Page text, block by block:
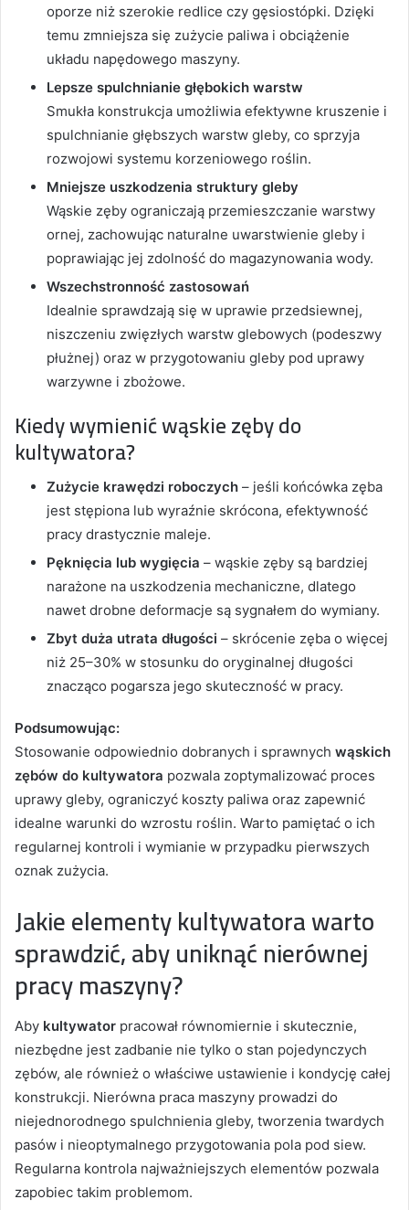
oporze niż szerokie redlice czy gęsiostópki. Dzięki
temu zmniejsza się zużycie paliwa i obciążenie
układu napędowego maszyny.
Lepsze spulchnianie głębokich warstw
Smukła konstrukcja umożliwia efektywne kruszenie i
spulchnianie głębszych warstw gleby, co sprzyja
rozwojowi systemu korzeniowego roślin.
Mniejsze uszkodzenia struktury gleby
Wąskie zęby ograniczają przemieszczanie warstwy
ornej, zachowując naturalne uwarstwienie gleby i
poprawiając jej zdolność do magazynowania wody.
Wszechstronność zastosowań
Idealnie sprawdzają się w uprawie przedsiewnej,
niszczeniu zwięzłych warstw glebowych (podeszwy
płużnej) oraz w przygotowaniu gleby pod uprawy
warzywne i zbożowe.
Kiedy wymienić wąskie zęby do
kultywatora?
Zużycie krawędzi roboczych – jeśli końcówka zęba
jest stępiona lub wyraźnie skrócona, efektywność
pracy drastycznie maleje.
Pęknięcia lub wygięcia – wąskie zęby są bardziej
narażone na uszkodzenia mechaniczne, dlatego
nawet drobne deformacje są sygnałem do wymiany.
Zbyt duża utrata długości – skrócenie zęba o więcej
niż 25–30% w stosunku do oryginalnej długości
znacząco pogarsza jego skuteczność w pracy.
Podsumowując:
Stosowanie odpowiednio dobranych i sprawnych wąskich
zębów do kultywatora pozwala zoptymalizować proces
uprawy gleby, ograniczyć koszty paliwa oraz zapewnić
idealne warunki do wzrostu roślin. Warto pamiętać o ich
regularnej kontroli i wymianie w przypadku pierwszych
oznak zużycia.
Jakie elementy kultywatora warto
sprawdzić, aby uniknąć nierównej
pracy maszyny?
Aby kultywator pracował równomiernie i skutecznie,
niezbędne jest zadbanie nie tylko o stan pojedynczych
zębów, ale również o właściwe ustawienie i kondycję całej
konstrukcji. Nierówna praca maszyny prowadzi do
niejednorodnego spulchnienia gleby, tworzenia twardych
pasów i nieoptymalnego przygotowania pola pod siew.
Regularna kontrola najważniejszych elementów pozwala
zapobiec takim problemom.